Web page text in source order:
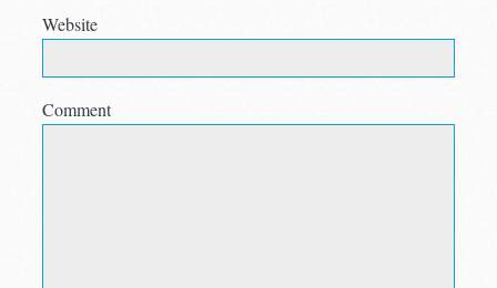
Website
Comment